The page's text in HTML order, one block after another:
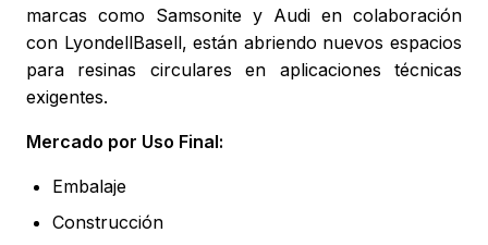
marcas como Samsonite y Audi en colaboración
con LyondellBasell, están abriendo nuevos espacios
para resinas circulares en aplicaciones técnicas
exigentes.
Mercado por Uso Final:
Embalaje
Construcción